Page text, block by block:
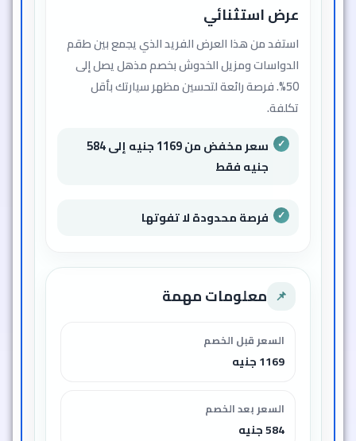
عرض استثنائي
استفد من هذا العرض الفريد الذي يجمع بين طقم
الدواسات ومزيل الخدوش بخصم مذهل يصل إلى
50%. فرصة رائعة لتحسين مظهر سيارتك بأقل
تكلفة.
سعر مخفض من 1169 جنيه إلى 584
جنيه فقط
فرصة محدودة لا تفوتها
📌 معلومات مهمة
السعر قبل الخصم
1169 جنيه
السعر بعد الخصم
584 جنيه